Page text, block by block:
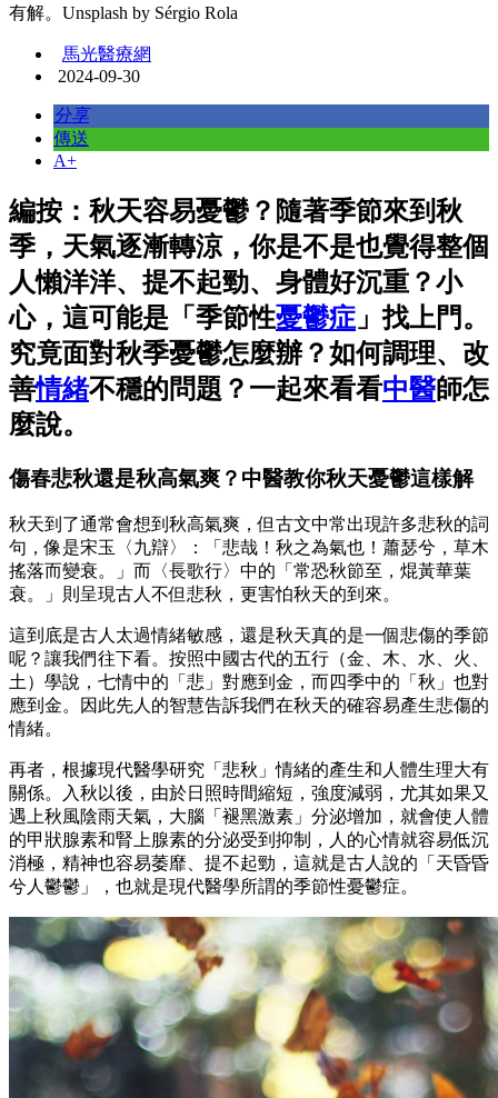
有解。Unsplash by Sérgio Rola
馬光醫療網
2024-09-30
分享
傳送
A+
編按：秋天容易憂鬱？隨著季節來到秋
季，天氣逐漸轉涼，你是不是也覺得整個
人懶洋洋、提不起勁、身體好沉重？小
心，這可能是「季節性憂鬱症 」找上門。
究竟面對秋季憂鬱怎麼辦？如何調理、改
善情緒不穩的問題？一起來看看中醫師怎
麼說。
傷春悲秋還是秋高氣爽？中醫教你秋天憂鬱這樣解
秋天到了通常會想到秋高氣爽，但古文中常出現許多悲秋的詞
句，像是宋玉〈九辯〉：「悲哉！秋之為氣也！蕭瑟兮，草木
搖落而變衰。」而〈長歌行〉中的「常恐秋節至，焜黃華葉
衰。」則呈現古人不但悲秋，更害怕秋天的到來。
這到底是古人太過情緒敏感，還是秋天真的是一個悲傷的季節
呢？讓我們往下看。按照中國古代的五行（金、木、水、火、
土）學說，七情中的「悲」對應到金，而四季中的「秋」也對
應到金。因此先人的智慧告訴我們在秋天的確容易產生悲傷的
情緒。
再者，根據現代醫學研究「悲秋」情緒的產生和人體生理大有
關係。入秋以後，由於日照時間縮短，強度減弱，尤其如果又
遇上秋風陰雨天氣，大腦「褪黑激素」分泌增加，就會使人體
的甲狀腺素和腎上腺素的分泌受到抑制，人的心情就容易低沉
消極，精神也容易萎靡、提不起勁，這就是古人說的「天昏昏
兮人鬱鬱」，也就是現代醫學所謂的季節性憂鬱症。